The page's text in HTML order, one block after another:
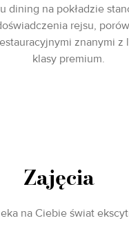
dining na pokładzie
rejsu,
znanymi z
klasy premium.
Zajęcia
na Ciebie świat